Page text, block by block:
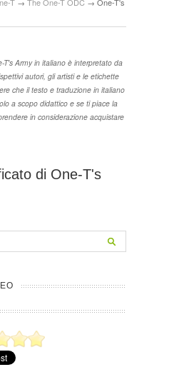
T's Army in italiano è interpretato da
autori, gli artisti e le etichette
che il testo e traduzione in italiano
a scopo didattico e se ti piace la
in considerazione acquistare
di One-T's